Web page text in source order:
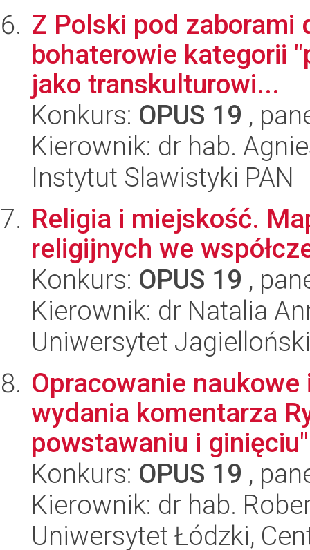
Z Polski pod zaborami
bohaterowie kategorii
jako transkulturowi...
Konkurs: OPUS 19 ,
Kierownik: dr hab.
Instytut Slawistyki PAN
Religia i miejskość.
religijnych we
Konkurs: OPUS 19 ,
Kierownik: dr Natalia
Uniwersytet
Opracowanie
wydania komentarza
powstawaniu i
Konkurs: OPUS 19 ,
Kierownik: dr hab.
Uniwersytet Łódzki,